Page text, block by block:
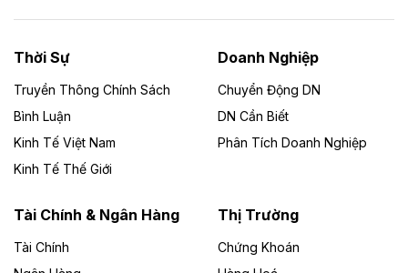
đất để đầu tư khu công nghiệp công nghệ cao Long
Thành, thời hạn đến 2065.
Theo baodautu.vn
Đề xuất hỗ trợ 20.000 tỷ đồng làm cao tốc
Thái Nguyên - Lạng Sơn
Tuyến cao tốc Thái Nguyên - Lạng Sơn khi hình thành
sẽ trở thành trục giao thông chiến lược, kết nối tỉnh
Thái Nguyên và các tỉnh trung du, miền núi phía Bắc
với hệ thống cửa khẩu quốc tế tại Lạng Sơn.
Thời Sự
Truyền Thông Chính Sách
Bình Luận
Kinh Tế Việt Nam
Kinh Tế Thế Giới
Doanh Nghiệp
Chuyển Động DN
DN Cần Biết
Phân Tích Doanh Nghiệp
Tài Chính & Ngân Hàng
Tài Chính
Thị Trường
Chứng Khoán